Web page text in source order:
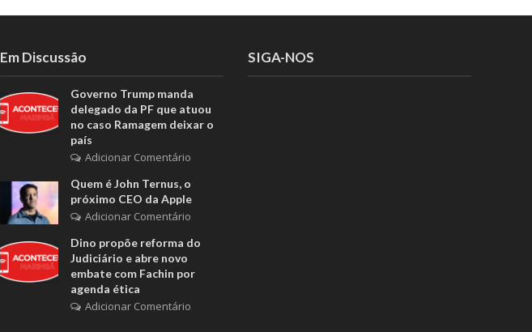
Em Discussão
Governo Trump manda
delegado da PF que atuou
no caso Ramagem deixar o
país
Adicionar Comentário
Quem é John Ternus, o
próximo CEO da Apple
Adicionar Comentário
Dino propõe reforma do
Judiciário e abre novo
embate com Fachin por
agenda ética
Adicionar Comentário
SIGA-NOS